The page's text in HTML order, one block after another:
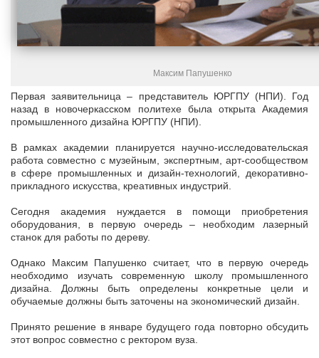
Максим Папушенко
Первая заявительница – представитель ЮРГПУ (НПИ). Год
назад в новочеркасском политехе была открыта Академия
промышленного дизайна ЮРГПУ (НПИ).
В рамках академии планируется научно-исследовательская
работа совместно с музейным, экспертным, арт-сообществом
в сфере промышленных и дизайн-технологий, декоративно-
прикладного искусства, креативных индустрий.
Сегодня академия нуждается в помощи приобретения
оборудования, в первую очередь – необходим лазерный
станок для работы по дереву.
Однако Максим Папушенко считает, что в первую очередь
необходимо изучать современную школу промышленного
дизайна. Должны быть определены конкретные цели и
обучаемые должны быть заточены на экономический дизайн.
Принято решение в январе будущего года повторно обсудить
этот вопрос совместно с ректором вуза.